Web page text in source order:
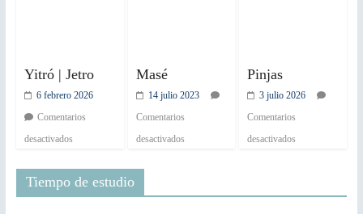
Yitró | Jetro
6 febrero 2026
Comentarios
desactivados
Masé
14 julio 2023
Comentarios
desactivados
Pinjas
3 julio 2026
Comentarios
desactivados
Tiempo de estudio